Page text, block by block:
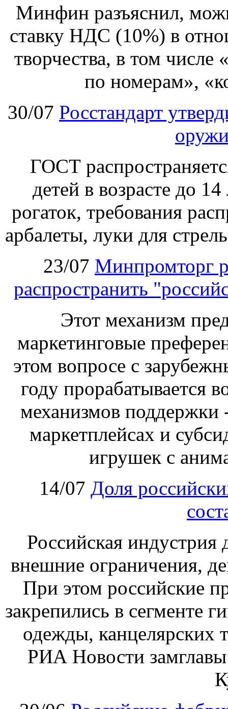
Минфин разъяснил,
ставку НДС (10%) в
творчества, в том
по номерам»,
30/07 Росстандарт
ГОСТ
детей в возрасте до
рогаток, требования
арбалеты, луки для
23/07 Минпромторг
распространить
Этот механизм
маркетинговые
этом вопросе с
году прорабатывается
механизмов поддержки
маркетплейсах и
игрушек с
14/07 Доля
Российская индустрия
внешние ограничения,
При этом российские
закрепились в сегменте
одежды, канцелярских
РИА Новости